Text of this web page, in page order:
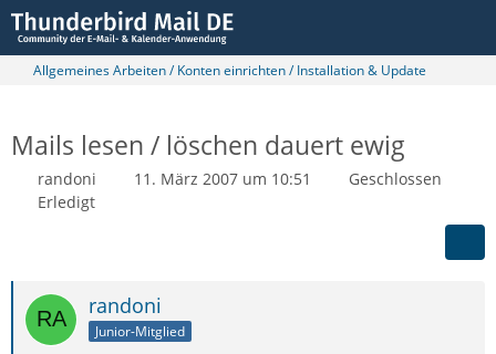
Allgemeines Arbeiten / Konten einrichten / Installation & Update
Mails lesen / löschen dauert ewig
randoni 11. März 2007 um 10:51
Geschlossen
Erledigt
randoni
Junior-Mitglied